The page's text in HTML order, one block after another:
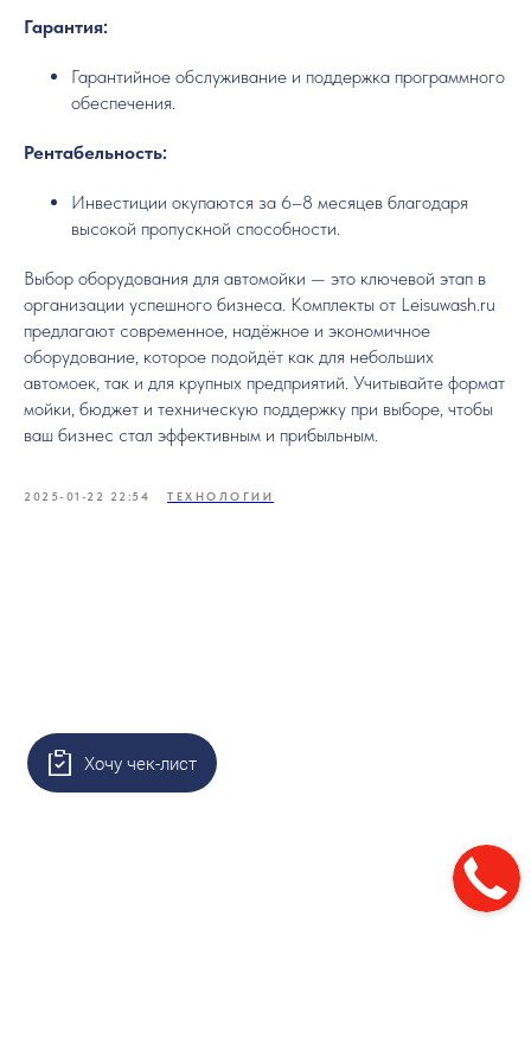
Гарантия:
Гарантийное обслуживание и поддержка программного
обеспечения.
Рентабельность:
Инвестиции окупаются за 6–8 месяцев благодаря
высокой пропускной способности.
Выбор оборудования для автомойки — это ключевой этап в
организации успешного бизнеса. Комплекты от Leisuwash.ru
предлагают современное, надёжное и экономичное
оборудование, которое подойдёт как для небольших
автомоек, так и для крупных предприятий. Учитывайте формат
мойки, бюджет и техническую поддержку при выборе, чтобы
ваш бизнес стал эффективным и прибыльным.
2025-01-22 22:54 ТЕХНОЛОГИИ
Хочу чек-лист